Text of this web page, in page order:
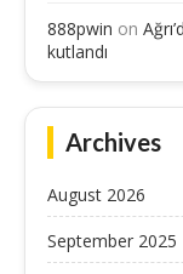
888pwin on
kutlandı
Archives
August 2026
September 2025